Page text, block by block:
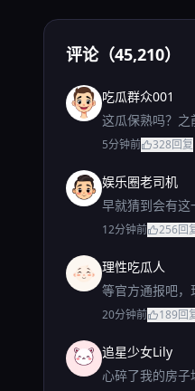
评论（45,210）
吃瓜群众001
这瓜保熟吗？之
5分钟前 328回复
娱乐圈老司机
早就猜到会有这
12分钟前 256回
理性吃瓜人
等官方通报吧，
20分钟前 189回
追星少女Lily
心碎了我的房子